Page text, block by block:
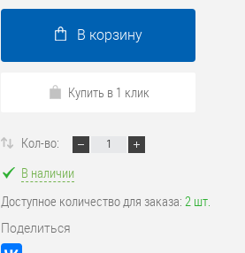
В корзину
Купить в 1 клик
Кол-во:
В наличии
Доступное количество для заказа: 2 шт.
Поделиться